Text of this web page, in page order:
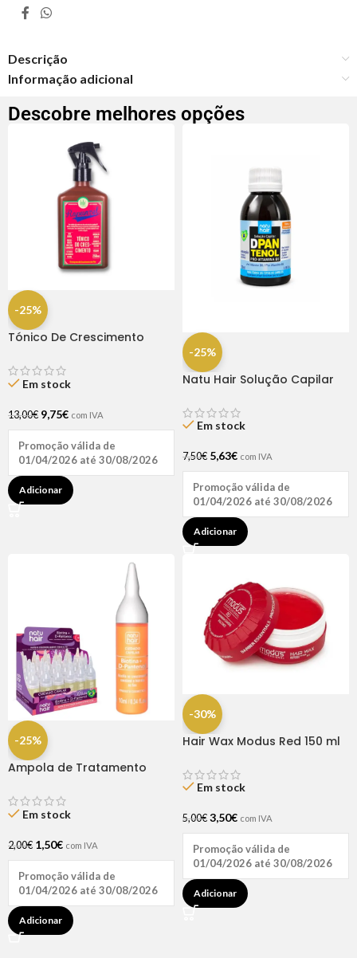
Descrição
Informação adicional
Descobre melhores opções
-25%
Tónico De Crescimento
Em stock
13,00€ 9,75€ com IVA
Promoção válida de
01/04/2026 até 30/08/2026
Adicionar
-25%
Natu Hair Solução Capilar
Em stock
7,50€ 5,63€ com IVA
Promoção válida de
01/04/2026 até 30/08/2026
Adicionar
-25%
Ampola de Tratamento
Hair (1 UNIDADE)
Em stock
2,00€ 1,50€ com IVA
Promoção válida de
01/04/2026 até 30/08/2026
Adicionar
-30%
Hair Wax Modus Red 150 ml
Em stock
5,00€ 3,50€ com IVA
Promoção válida de
01/04/2026 até 30/08/2026
Adicionar